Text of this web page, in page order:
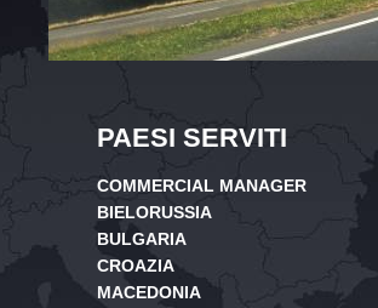
PAESI SERVITI
COMMERCIAL MANAGER
BIELORUSSIA
BULGARIA
CROAZIA
MACEDONIA